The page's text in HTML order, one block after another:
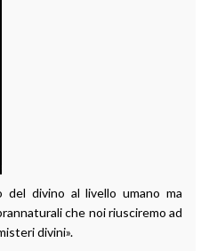
del divino al livello umano ma
che noi riusciremo ad
divini».